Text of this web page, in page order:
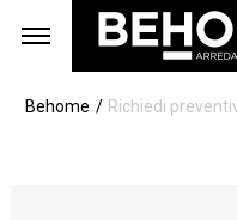
Behome Richiedi